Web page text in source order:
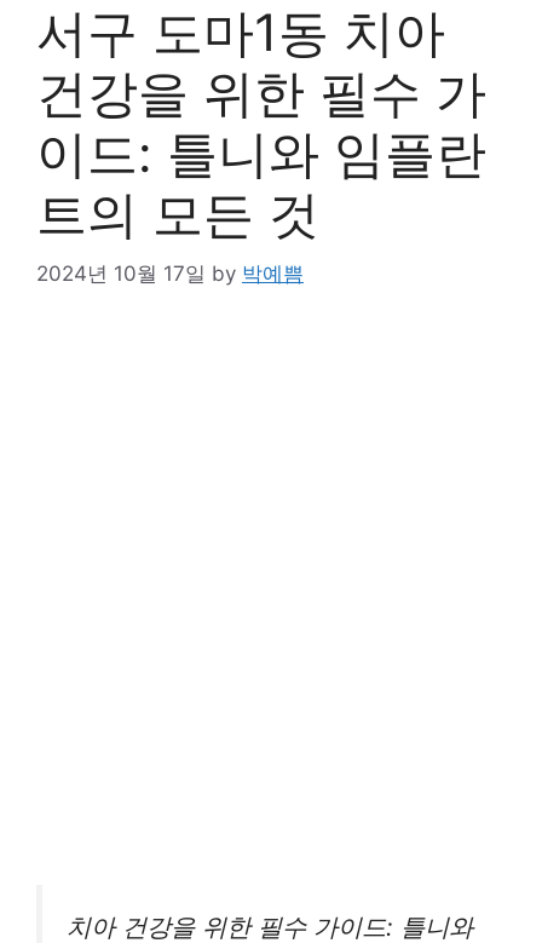
서구 도마1동 치아
건강을 위한 필수 가
이드: 틀니와 임플란
트의 모든 것
2024년 10월 17일 by 박예쁨
치아 건강을 위한 필수 가이드: 틀니와